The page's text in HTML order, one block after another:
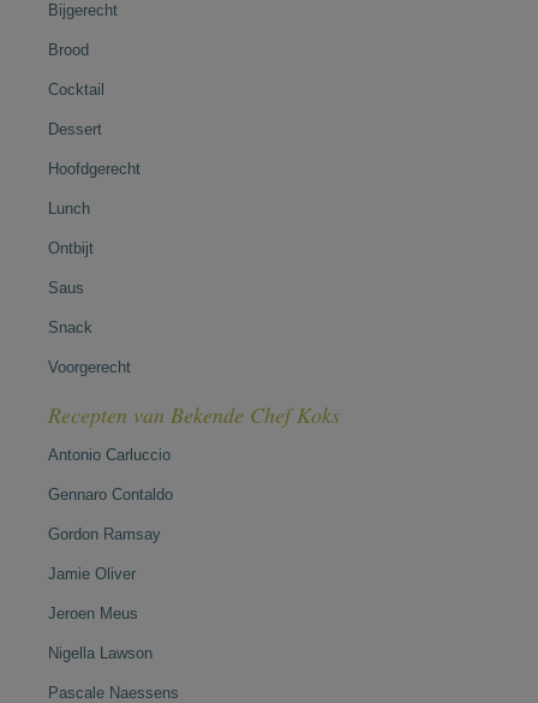
Bijgerecht
Brood
Cocktail
Dessert
Hoofdgerecht
Lunch
Ontbijt
Saus
Snack
Voorgerecht
Recepten van Bekende Chef Koks
Antonio Carluccio
Gennaro Contaldo
Gordon Ramsay
Jamie Oliver
Jeroen Meus
Nigella Lawson
Pascale Naessens